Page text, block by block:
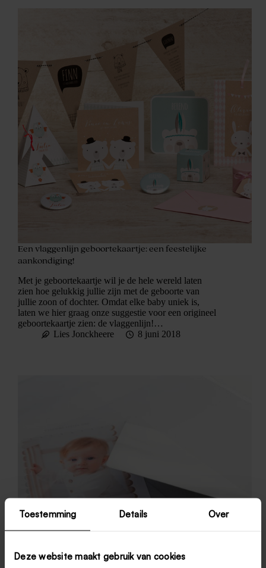
Toestemming Details Over
Deze website maakt gebruik van cookies
Een vlaggenlijn geboortekaartje: een feestelijke
aankondiging!
Met je geboortekaartje wil je de hele wereld laten
zien hoe gelukkig jullie zijn met de geboorte van
jullie zoon of dochter. Omdat elke baby uniek is,
laten we hier graag onze suggestie voor een origineel
geboortekaartje zien: de vlaggenlijn!…
Lies Jonckheere
8 juni 2018